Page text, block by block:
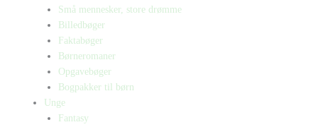
Små mennesker, store drømme
Billedbøger
Faktabøger
Børneromaner
Opgavebøger
Bogpakker til børn
Unge
Fantasy